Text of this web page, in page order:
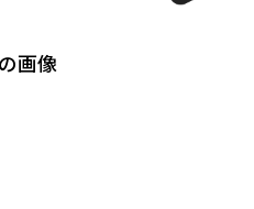
画像